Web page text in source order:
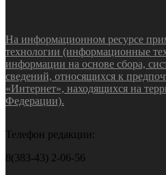
На информационном ресурсе
технологии (информационные
информации на основе сбора,
сведений, относящихся к
«Интернет», находящихся на
Федерации).
Телефон редакции:
8(383-43) 2-06-56